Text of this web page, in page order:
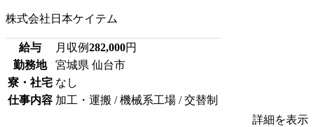
株式会社日本ケイテム
給与 月収例282,000円
勤務地
宮城県 仙台市
寮・社宅 なし
仕事内容 加工・運搬 / 機械系工場 / 交替制
詳細を表示